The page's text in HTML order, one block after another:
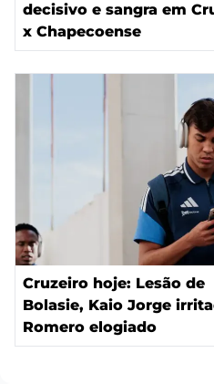
decisivo e sangra em
x Chapecoense
Cruzeiro hoje: Lesão de
Bolasie, Kaio Jorge
Romero elogiado